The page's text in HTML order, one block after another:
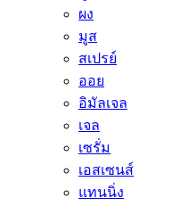
ผง
มูส
สเปรย์
ออย
อิมัลเจล
เจล
เซรั่ม
เอสเซนส์
แทนนิ่ง